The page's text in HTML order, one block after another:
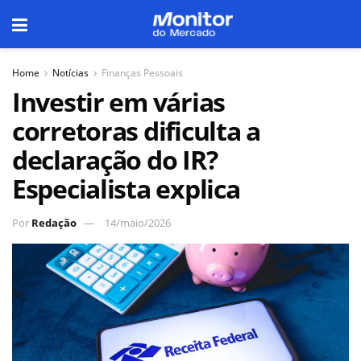
Home Notícias Finanças Pessoais
Investir em várias
corretoras dificulta a
declaração do IR?
Especialista explica
Por Redação 14/maio/2026